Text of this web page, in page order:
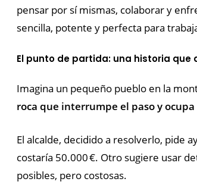
pensar por sí mismas, colaborar y
sencilla, potente y perfecta para
El punto de partida: una historia que
Imagina un pequeño pueblo en la
roca que interrumpe el paso y ocupa
El alcalde, decidido a resolverlo, pide
costaría 50.000 €. Otro sugiere usar
posibles, pero costosas.